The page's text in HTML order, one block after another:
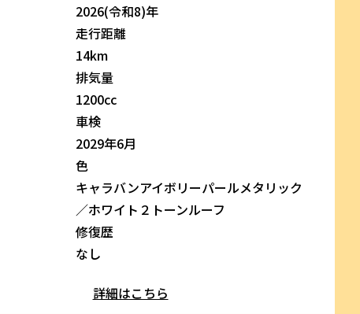
2026(令和8)年
走行距離
14km
排気量
1200cc
車検
2029年6月
色
キャラバンアイボリーパールメタリック
／ホワイト２トーンルーフ
修復歴
なし
詳細はこちら